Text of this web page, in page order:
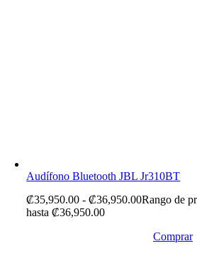
Audífono Bluetooth JBL Jr310BT
₡35,950.00 - ₡36,950.00Rango de
hasta ₡36,950.00
Comprar